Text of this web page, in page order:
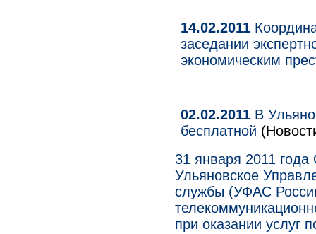
14.02.2011
заседании
экономическим
02.02.2011 В
бесплатной
31 января 2011
Ульяновское
службы (УФАС
при оказании услуг